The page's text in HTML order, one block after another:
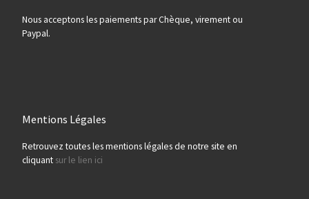
Nous acceptons les paiements par Chèque, virement ou
Paypal.
Mentions Légales
Retrouvez toutes les mentions légales de notre site en
cliquant sur le lien ici